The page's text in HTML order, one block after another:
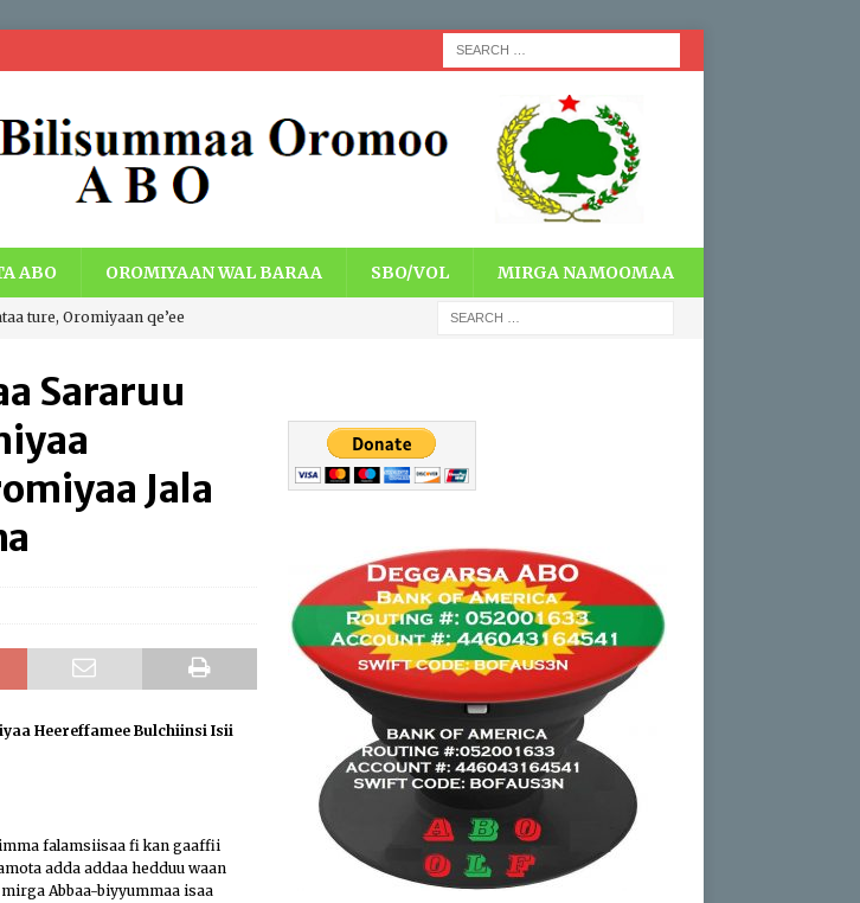
ABO OROMIYAAN WAL BARAA SBO/VOL MIRGA NAMOOMAA
ture, Oromiyaan qe’ee
Gadaa Oromoo wiirtuu
IBSA ABO
with Economic Just
Oromoo Miseensa
Gaddaa Adda Bilisummaa
Sararuu
Jala
Heereffamee Bulchiinsi Isii
falamsiisaa fi kan gaaffii
adda addaa hedduu waan
Abbaa-biyyummaa isaa